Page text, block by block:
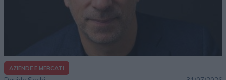
AZIENDE E MERCATI